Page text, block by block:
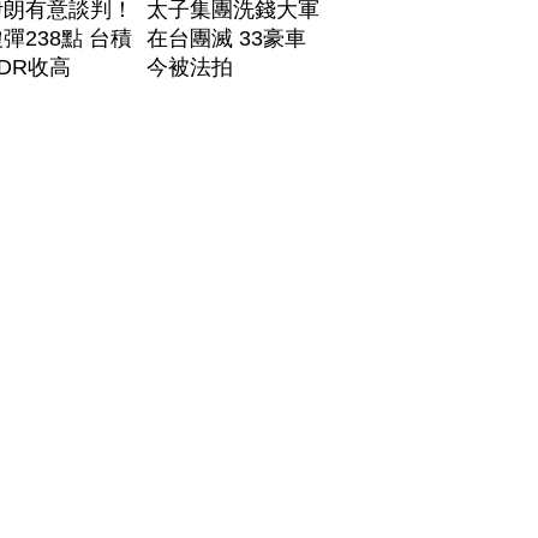
有意談判！
238點 台積
收高
太子集團洗錢大軍
在台團滅 33豪車
今被法拍